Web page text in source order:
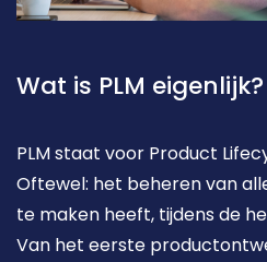
Wat is PLM eigenlijk?
PLM staat voor Product
Oftewel: het beheren van
te maken heeft, tijdens de
Van het eerste